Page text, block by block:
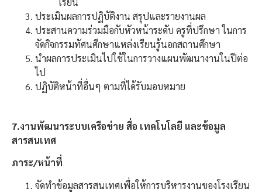
ประเมินผลการปฏิบัติงาน สรุปและรายงานผล
ประสานความร่วมมือกับหัวหน้าระดับ ครูที่ปรึกษา ในการ
จัดกิจกรรมทัศนศึกษาแหล่งเรียนรู้นอกสถานศึกษา
นำผลการประเมินไปใช้ในการวางแผนพัฒนางานในปีต่อ
ไป
ปฏิบัติหน้าที่อื่นๆ ตามที่ได้รับมอบหมาย
7.งานพัฒนาระบบเครือข่าย สื่อ เทคโนโลยี และข้อมูล
สารสนเทศ
ภาระ/หน้าที่
จัดทำข้อมูลสารสนเทศเพื่อให้การบริหารงานของโรงเรียน